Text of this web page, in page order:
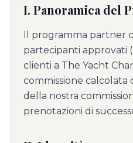
I. Panoramica del
Il programma partner
partecipanti approvati
clienti a The Yacht
commissione
della nostra
prenotazioni di